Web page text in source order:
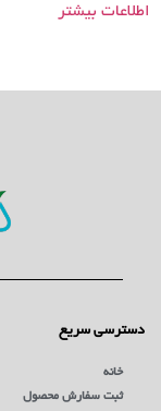
اطلاعات بیشتر
دسترسی سریع
خانه
ثبت سفارش محصول